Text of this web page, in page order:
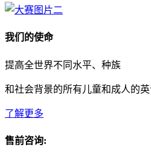
我们的使命
提高全世界不同水平、种族
和社会背景的所有儿童和成人的
了解更多
售前咨询: